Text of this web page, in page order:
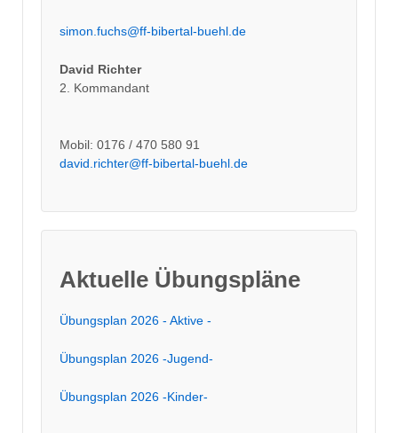
simon.fuchs@ff-bibertal-buehl.de
David Richter
2. Kommandant
Mobil: 0176 / 470 580 91
david.richter@ff-bibertal-buehl.de
Aktuelle Übungspläne
Übungsplan 2026 - Aktive -
Übungsplan 2026 -Jugend-
Übungsplan 2026 -Kinder-